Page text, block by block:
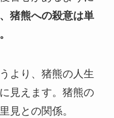
猪熊への殺意は単
より、猪熊の人生
見えます。猪熊の
見との関係。